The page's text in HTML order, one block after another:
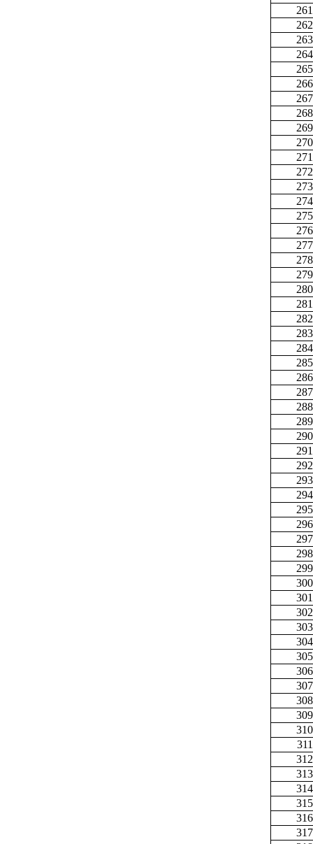
261
262
263
264
265
266
267
268
269
270
271
272
273
274
275
276
277
278
279
280
281
282
283
284
285
286
287
288
289
290
291
292
293
294
295
296
297
298
299
300
301
302
303
304
305
306
307
308
309
310
311
312
313
314
315
316
317